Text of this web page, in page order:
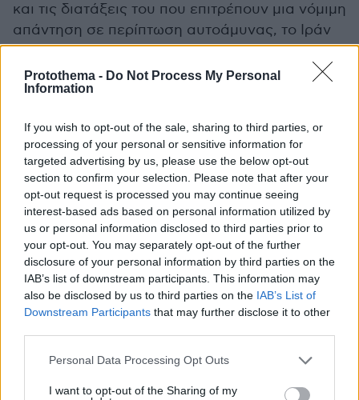
Protothema - Do Not Process My Personal
Information
If you wish to opt-out of the sale, sharing to third parties, or
processing of your personal or sensitive information for
targeted advertising by us, please use the below opt-out
section to confirm your selection. Please note that after your
opt-out request is processed you may continue seeing
interest-based ads based on personal information utilized by
us or personal information disclosed to third parties prior to
your opt-out. You may separately opt-out of the further
disclosure of your personal information by third parties on the
IAB’s list of downstream participants. This information may
also be disclosed by us to third parties on the IAB’s List of
Downstream Participants that may further disclose it to other
Please note that this website/app uses one or more Google
not limited to your visit or usage behaviour. You may click to
Personal Data Processing Opt Outs
I want to opt-out of the Sharing of my
και τις διατάξεις του που επιτρέπουν μια νόμιμη
απάντηση σε περίπτωση αυτοάμυνας, το Ιράν
επιφυλάσσεται όλων των επιλογών για την
υπεράσπιση της κυριαρχίας, των συμφερόντων
και του λαού του».